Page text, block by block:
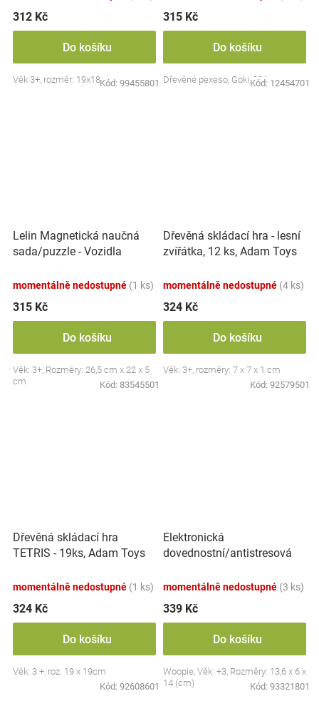
312 Kč
Do košíku
Věk 3+, rozměr: 19x18 cm
Kód: 99455801
315 Kč
Do košíku
Dřevěné pexeso, Goki, 32 ks
Kód: 12454701
Lelin Magnetická naučná
sada/puzzle - Vozidla
momentálně nedostupné (1 ks)
315 Kč
Do košíku
Věk: 3+, Rozměry: 26,5 cm x 22 x 5
cm
Kód: 83545501
Dřevěná skládací hra - lesní
zvířátka, 12 ks, Adam Toys
momentálně nedostupné (4 ks)
324 Kč
Do košíku
Věk: 3+, rozměry: 7 x 7 x 1 cm
Kód: 92579501
Dřevěná skládací hra
TETRIS - 19ks, Adam Toys
momentálně nedostupné (1 ks)
324 Kč
Do košíku
Věk: 3 +, roz. 19 x 19cm
Kód: 92608601
Elektronická
dovednostní/antistresová
momentálně nedostupné (3 ks)
339 Kč
Do košíku
Woopie, Věk: +3, Rozměry: 13,6 x 6 x
14 (cm)
Kód: 93321801